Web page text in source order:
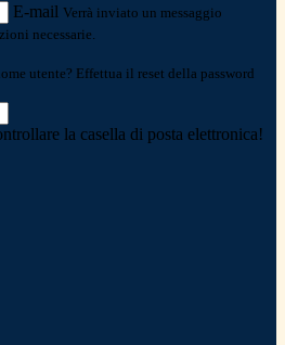
E-mail Verrà inviato un messaggio
necessarie.
utente? Effettua il reset della password
la casella di posta elettronica!